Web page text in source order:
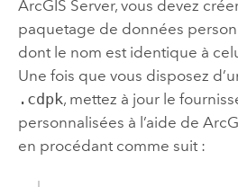
ArcGIS Server, vous devez
paquetage de données
dont le nom est identique à
Une fois que vous disposez
.cdpk, mettez à jour le
personnalisées à l’aide de
en procédant comme suit :